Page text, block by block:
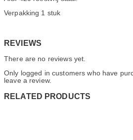
Verpakking 1 stuk
REVIEWS
There are no reviews yet.
Only logged in customers who have
leave a review.
RELATED PRODUCTS